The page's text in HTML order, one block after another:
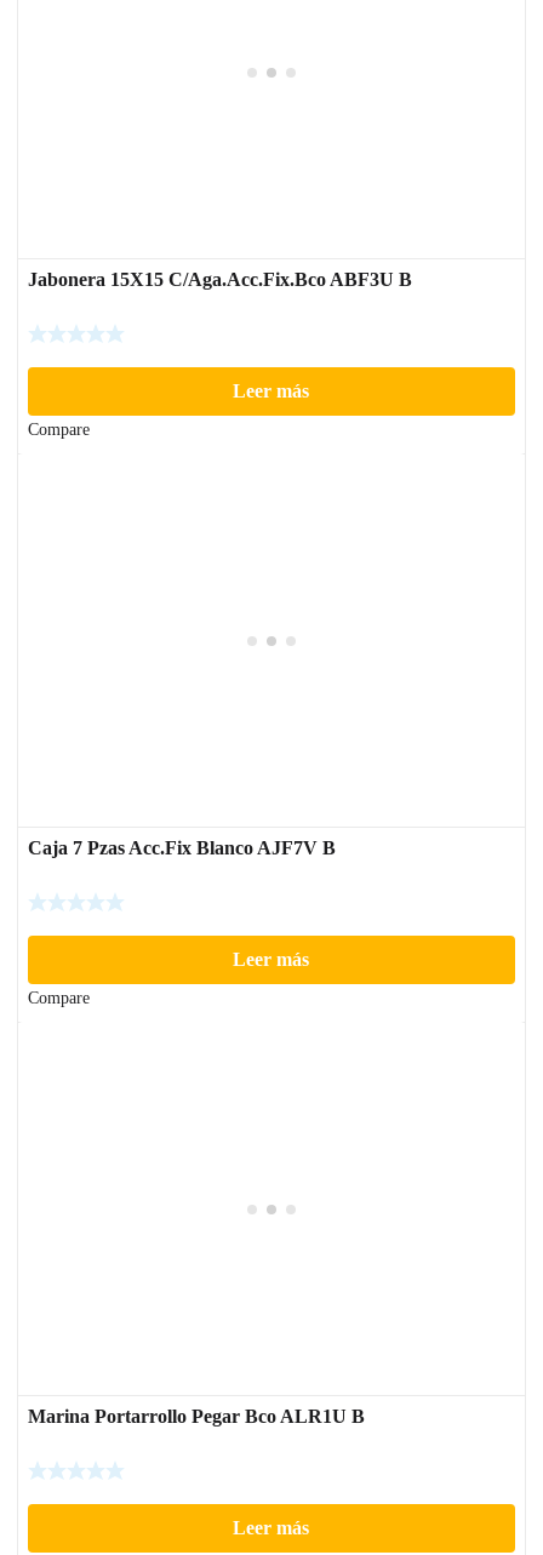
Jabonera 15X15 C/Aga.Acc.Fix.Bco ABF3U B
Leer más
Compare
Caja 7 Pzas Acc.Fix Blanco AJF7V B
Leer más
Compare
Marina Portarrollo Pegar Bco ALR1U B
Leer más